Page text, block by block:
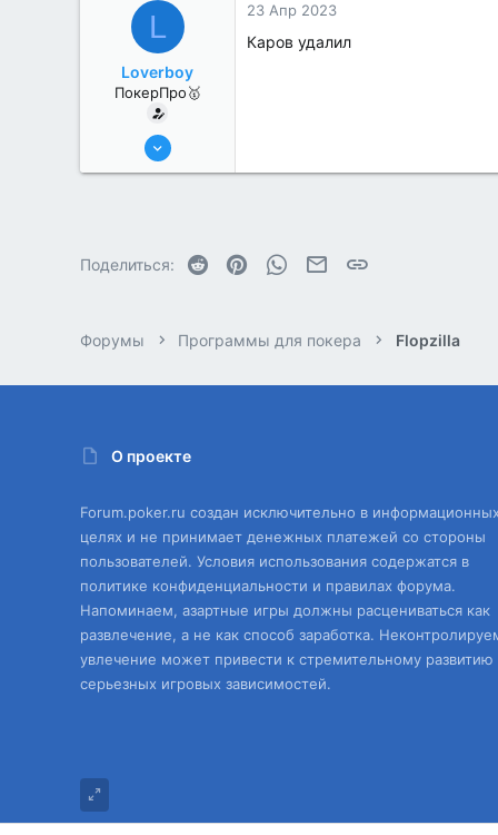
L
Loverboy
ПокерПро🥇
8 Июн 2022
23 Апр 2023
Каров удалил
Поделиться: Reddit PinterestWhatsAppЭлектронная почта
Форумы Программы для покера Flopzilla
О проекте
Forum.poker.ru создан исключительно в
целях и не принимает денежных платежей со стороны
пользователей. Условия использования содержатся в
политике конфиденциальности и правилах форума.
Напоминаем, азартные игры должны расцениваться как
развлечение, а не как способ заработка.
увлечение может привести к стремительному развитию
серьезных игровых зависимостей.